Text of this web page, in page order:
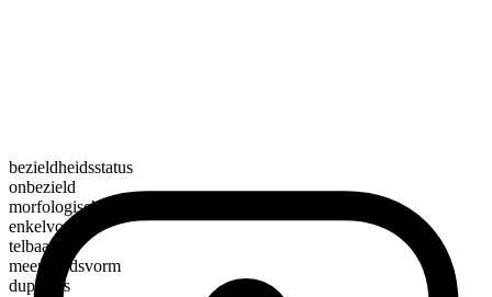
bezieldheidsstatus
onbezield
morfologische samenstelling
enkelvoudig
telbaar
meervoudsvorm
duplexes